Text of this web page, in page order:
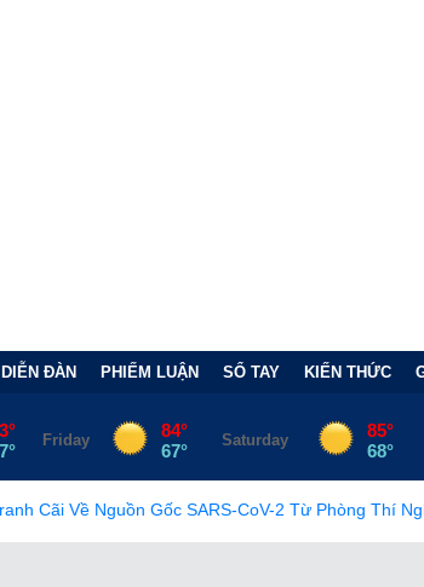
DIỄN ĐÀN PHIẾM LUẬN SỔ TAY KIẾN THỨC
SARS-CoV-2 Từ Phòng Thí Nghiệm • FCC